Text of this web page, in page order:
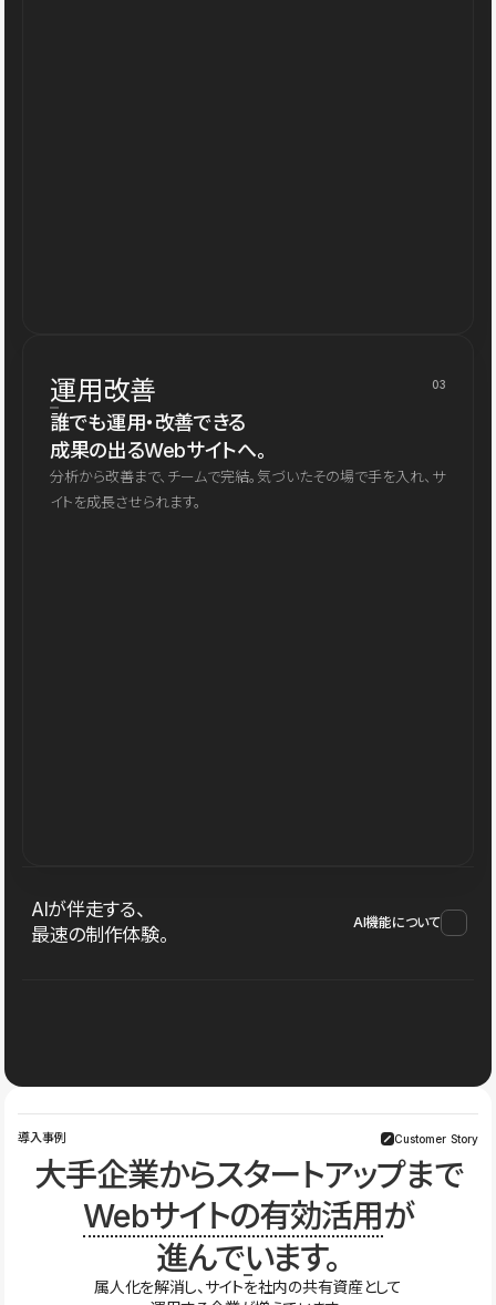
運用改善 03
誰でも運用・改善できる
成果の出るWebサイトへ。
分析から改善まで、チームで完結。気づいたその場で手を入れ、サ
イトを成長させられます。
AIが伴走する、
最速の制作体験。
AI機能について
導入事例 Customer Story
大手企業からスタートアップまで
Webサイトの有効活用が
進んでいます。
属人化を解消し、サイトを社内の共有資産として